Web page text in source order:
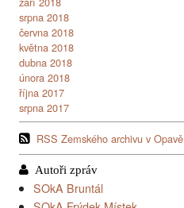
srpna 2018
června 2018
května 2018
dubna 2018
února 2018
října 2017
srpna 2017
RSS Zemského archivu v Opavě
SOkA Bruntál